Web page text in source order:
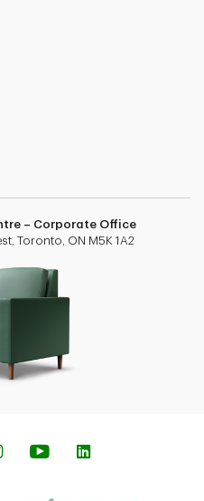
– Corporate Office
Toronto, ON M5K 1A2